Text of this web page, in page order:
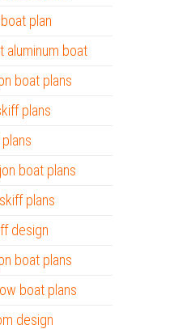
plan
aluminum boat
boat plans
plans
boat plans
plans
design
boat plans
boat plans
design